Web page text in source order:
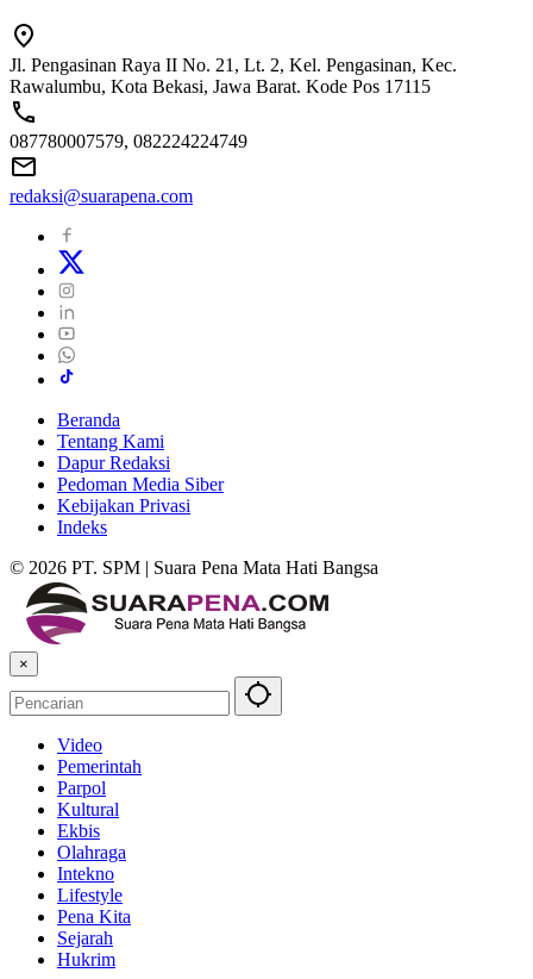
Jl. Pengasinan Raya II No. 21, Lt. 2, Kel. Pengasinan, Kec.
Rawalumbu, Kota Bekasi, Jawa Barat. Kode Pos 17115
087780007579, 082224224749
redaksi@suarapena.com
Beranda
Tentang Kami
Dapur Redaksi
Pedoman Media Siber
Kebijakan Privasi
Indeks
© 2026 PT. SPM | Suara Pena Mata Hati Bangsa
×
Video
Pemerintah
Parpol
Kultural
Ekbis
Olahraga
Intekno
Lifestyle
Pena Kita
Sejarah
Hukrim